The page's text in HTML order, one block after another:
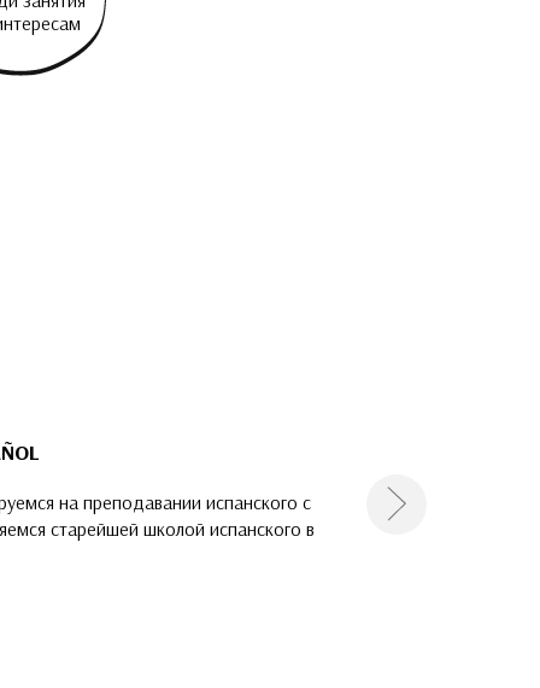
на преподавании испанского с
старейшей школой испанского в
Следующая